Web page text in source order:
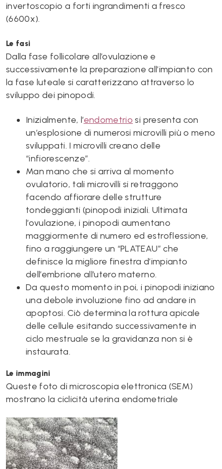
invertoscopio a forti ingrandimenti a fresco
(6600x).
Le fasi
Dalla fase follicolare all’ovulazione e
successivamente la preparazione all’impianto con
la fase luteale si caratterizzano attraverso lo
sviluppo dei pinopodi.
Inizialmente, l’endometrio si presenta con
un’esplosione di numerosi microvilli più o meno
sviluppati. I microvilli creano delle
“infiorescenze”.
Man mano che si arriva al momento
ovulatorio, tali microvilli si retraggono
facendo affiorare delle strutture
tondeggianti (pinopodi iniziali. Ultimata
l’ovulazione, i pinopodi aumentano
maggiormente di numero ed estroflessione,
fino a raggiungere un “PLATEAU” che
definisce la migliore finestra d’impianto
dell’embrione all’utero materno.
Da questo momento in poi, i pinopodi iniziano
una debole involuzione fino ad andare in
apoptosi. Ciò determina la rottura apicale
delle cellule esitando successivamente in
ciclo mestruale se la gravidanza non si è
instaurata.
Le immagini
Queste foto di microscopia elettronica (SEM)
mostrano la ciclicità uterina endometriale